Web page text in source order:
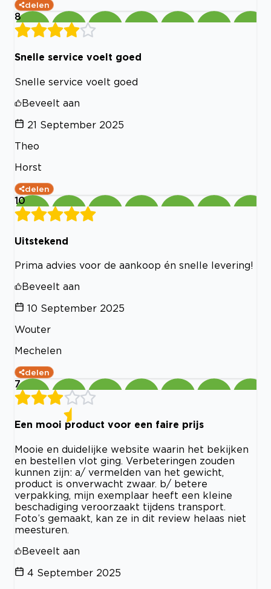
delen
8
Snelle service voelt goed
Snelle service voelt goed
Beveelt aan
21 September 2025
Theo
Horst
delen
10
Uitstekend
Prima advies voor de aankoop én snelle levering!
Beveelt aan
10 September 2025
Wouter
Mechelen
delen
7
Een mooi product voor een faire prijs
Mooie en duidelijke website waarin het bekijken
en bestellen vlot ging. Verbeteringen zouden
kunnen zijn: a/ vermelden van het gewicht,
product is onverwacht zwaar. b/ betere
verpakking, mijn exemplaar heeft een kleine
beschadiging veroorzaakt tijdens transport.
Foto’s gemaakt, kan ze in dit review helaas niet
meesturen.
Beveelt aan
4 September 2025